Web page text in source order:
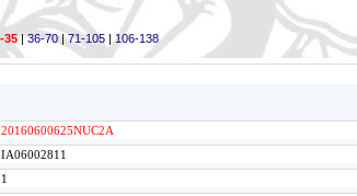
35|36-70|71-105| 106-138
20160600625NUC2A
IA06002811
1